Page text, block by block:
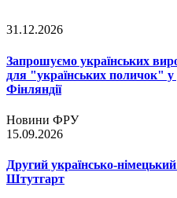
31.12.2026
Запрошуємо українських
для "українських поличок" у
Фінляндії
Новини ФРУ
15.09.2026
Другий українсько-
Штутгарт